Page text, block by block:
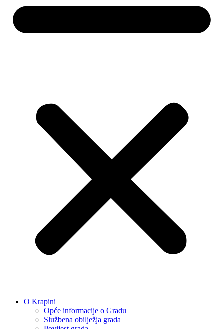
O Krapini
Opće informacije o Gradu
Službena obilježja grada